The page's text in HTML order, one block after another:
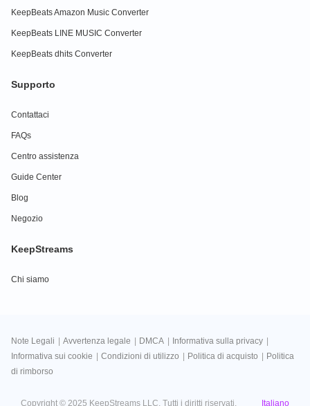
KeepBeats Amazon Music Converter
KeepBeats LINE MUSIC Converter
KeepBeats dhits Converter
Supporto
Contattaci
FAQs
Centro assistenza
Guide Center
Blog
Negozio
KeepStreams
Chi siamo
Note Legali Avvertenza legale DMCA Informativa sulla privacy
Informativa sui cookie
Condizioni di utilizzo Politica di acquisto
Politica
di rimborso
Copyright © 2025 KeepStreams LLC. Tutti i diritti riservati. Italiano